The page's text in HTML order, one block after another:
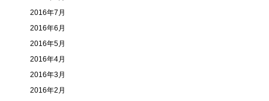
2016年7月
2016年6月
2016年5月
2016年4月
2016年3月
2016年2月